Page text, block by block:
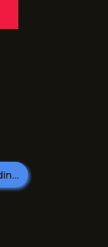
Extraordinário